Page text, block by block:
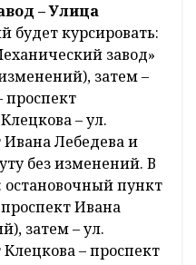
– Улица
будет курсировать:
завод»
затем –
проспект
– ул.
Ивана Лебедева и
без изменений. В
пункт
Ивана
затем – ул.
– проспект